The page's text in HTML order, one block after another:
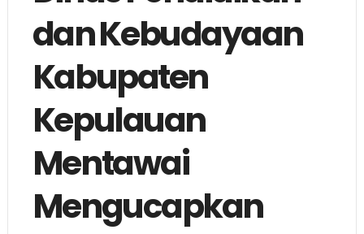
dan Kebudayaan
Kabupaten
Kepulauan
Mentawai
Mengucapkan